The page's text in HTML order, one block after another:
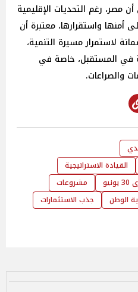
مصر، رغم التحديات الإقليمية
أمنها واستقرارها، معتبرة أن
لاستمرار مسيرة التنمية،
في المستقبل، خاصة في
والصراعات.
القيادة الاستراتيجية
مشروعات
الوطن
جذب الاستثمارات